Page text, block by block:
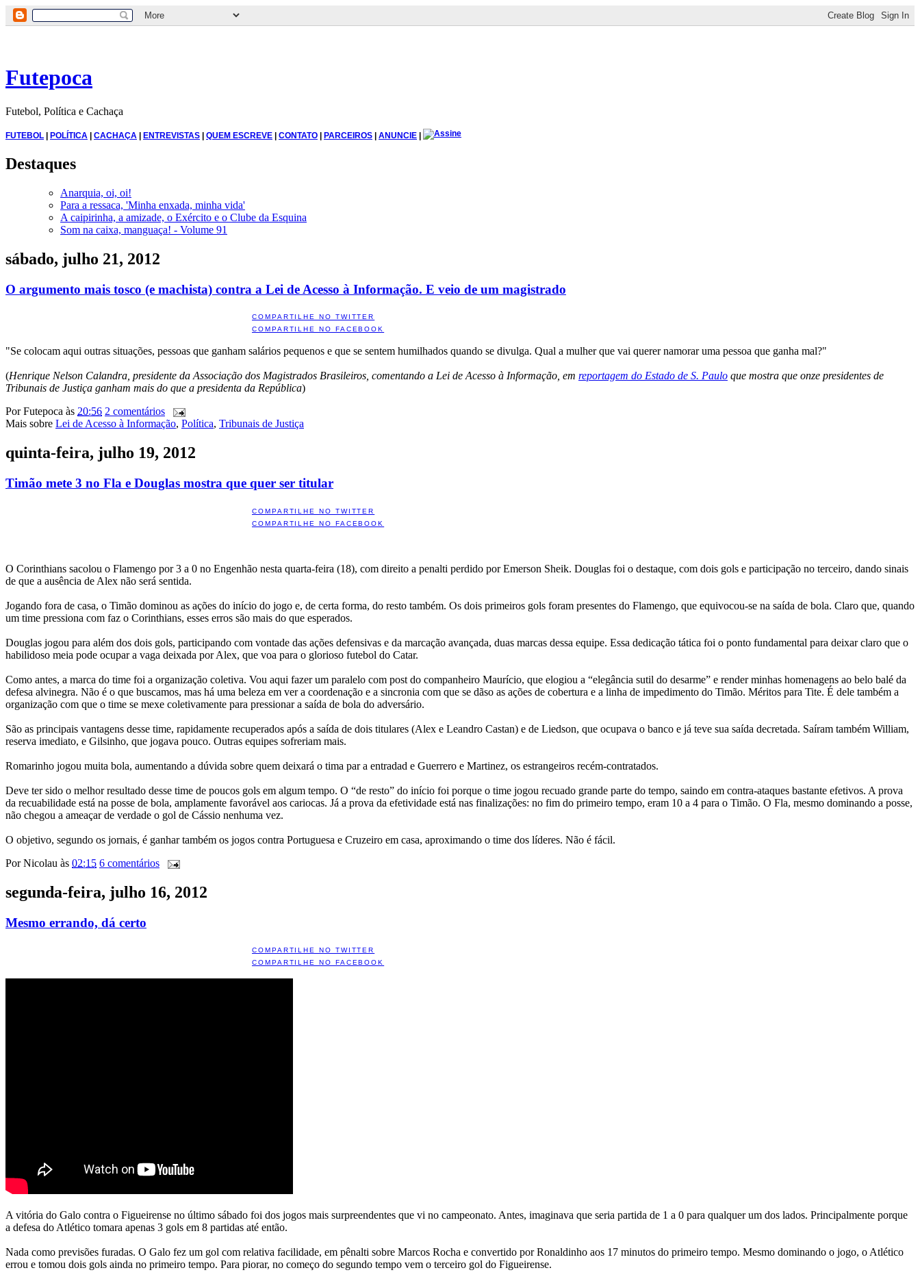
Futepoca
Futebol, Política e Cachaça
FUTEBOL | POLÍTICA | CACHAÇA | ENTREVISTAS | QUEM ESCREVE | CONTATO | PARCEIROS | ANUNCIE |
Destaques
Anarquia, oi, oi!
Para a ressaca, 'Minha enxada, minha vida'
A caipirinha, a amizade, o Exército e o Clube da Esquina
Som na caixa, manguaça! - Volume 91
sábado, julho 21, 2012
O argumento mais tosco (e machista) contra a Lei de Acesso à Informação. E veio de um magistrado
COMPARTILHE NO TWITTER
COMPARTILHE NO FACEBOOK
"Se colocam aqui outras situações, pessoas que ganham salários pequenos e que se sentem humilhados quando se divulga. Qual a mulher que vai querer namorar uma pessoa que ganha mal?"
(Henrique Nelson Calandra, presidente da Associação dos Magistrados Brasileiros, comentando a Lei de Acesso à Informação, em reportagem do Estado de S. Paulo que mostra que onze presidentes de
Tribunais de Justiça ganham mais do que a presidenta da República)
PorFutepoca às 20:56 2 comentários
Mais sobre Lei de Acesso à Informação, Política, Tribunais de Justiça
quinta-feira, julho 19, 2012
Timão mete 3 no Fla e Douglas mostra que quer ser titular
COMPARTILHE NO TWITTER
COMPARTILHE NO FACEBOOK
O Corinthians sacolou o Flamengo por 3 a 0 no Engenhão nesta quarta-feira (18), com direito a penalti perdido por Emerson Sheik. Douglas foi o destaque, com dois gols e participação no terceiro, dando sinais
de que a ausência de Alex não será sentida.
Jogando fora de casa, o Timão dominou as ações do início do jogo e, de certa forma, do resto também. Os dois primeiros gols foram presentes do Flamengo, que equivocou-se na saída de bola. Claro que, quando
um time pressiona com faz o Corinthians, esses erros são mais do que esperados.
Douglas jogou para além dos dois gols, participando com vontade das ações defensivas e da marcação avançada, duas marcas dessa equipe. Essa dedicação tática foi o ponto fundamental para deixar claro que o
habilidoso meia pode ocupar a vaga deixada por Alex, que voa para o glorioso futebol do Catar.
Como antes, a marca do time foi a organização coletiva. Vou aqui fazer um paralelo com post do companheiro Maurício, que elogiou a “elegância sutil do desarme” e render minhas homenagens ao belo balé da
defesa alvinegra. Não é o que buscamos, mas há uma beleza em ver a coordenação e a sincronia com que se dãso as ações de cobertura e a linha de impedimento do Timão. Méritos para Tite. É dele também a
organização com que o time se mexe coletivamente para pressionar a saída de bola do adversário.
São as principais vantagens desse time, rapidamente recuperados após a saída de dois titulares (Alex e Leandro Castan) e de Liedson, que ocupava o banco e já teve sua saída decretada. Saíram também William,
reserva imediato, e Gilsinho, que jogava pouco. Outras equipes sofreriam mais.
Romarinho jogou muita bola, aumentando a dúvida sobre quem deixará o tima par a entradad e Guerrero e Martinez, os estrangeiros recém-contratados.
Deve ter sido o melhor resultado desse time de poucos gols em algum tempo. O “de resto” do início foi porque o time jogou recuado grande parte do tempo, saindo em contra-ataques bastante efetivos. A prova
da recuabilidade está na posse de bola, amplamente favorável aos cariocas. Já a prova da efetividade está nas finalizações: no fim do primeiro tempo, eram 10 a 4 para o Timão. O Fla, mesmo dominando a posse,
não chegou a ameaçar de verdade o gol de Cássio nenhuma vez.
O objetivo, segundo os jornais, é ganhar também os jogos contra Portuguesa e Cruzeiro em casa, aproximando o time dos líderes. Não é fácil.
PorNicolau às 02:15 6 comentários
segunda-feira, julho 16, 2012
Mesmo errando, dá certo
COMPARTILHE NO TWITTER
COMPARTILHE NO FACEBOOK
A vitória do Galo contra o Figueirense no último sábado foi dos jogos mais surpreendentes que vi no campeonato. Antes, imaginava que seria partida de 1 a 0 para qualquer um dos lados. Principalmente porque
a defesa do Atlético tomara apenas 3 gols em 8 partidas até então.
Nada como previsões furadas. O Galo fez um gol com relativa facilidade, em pênalti sobre Marcos Rocha e convertido por Ronaldinho aos 17 minutos do primeiro tempo. Mesmo dominando o jogo, o Atlético
errou e tomou dois gols ainda no primeiro tempo. Para piorar, no começo do segundo tempo vem o terceiro gol do Figueirense.